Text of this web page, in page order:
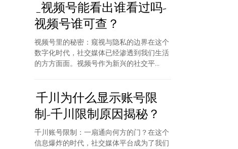
_视频号能看出谁看过吗-
视频号谁可查？
视频号里的秘密：窥视与隐私的边界在这个
数字化时代，社交媒体已经渗透到我们生活
的方方面面。视频号作为新兴的社交平...
千川为什么显示账号限
制-千川限制原因揭秘？
千川账号限制：一扇通向何方的门？在这个
信息爆炸的时代，社交媒体平台成为了我们